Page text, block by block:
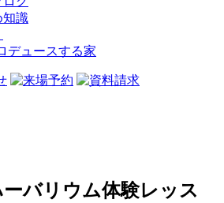
知識
バリウム体験レッス